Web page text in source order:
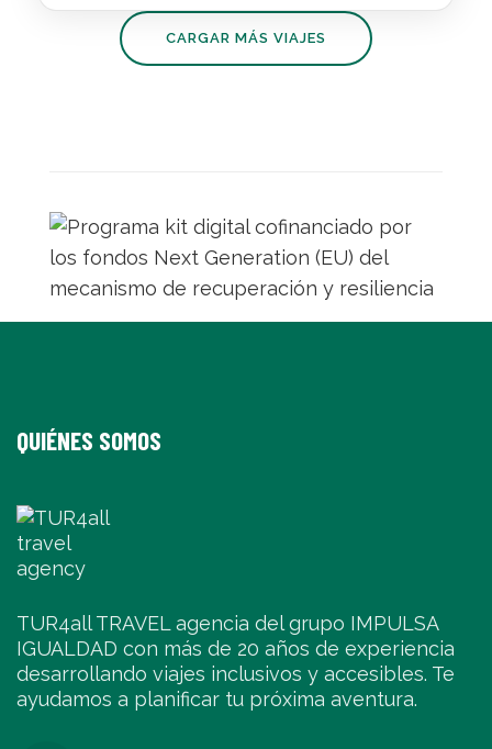
Oceanogràfic.
España
CARGAR MÁS VIAJES
QUIÉNES SOMOS
TUR4all TRAVEL agencia del grupo IMPULSA
IGUALDAD con más de 20 años de experiencia
desarrollando viajes inclusivos y accesibles. Te
ayudamos a planificar tu próxima aventura.